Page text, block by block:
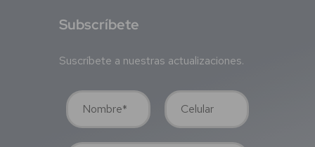
Subscríbete
Suscríbete a nuestras actualizaciones.